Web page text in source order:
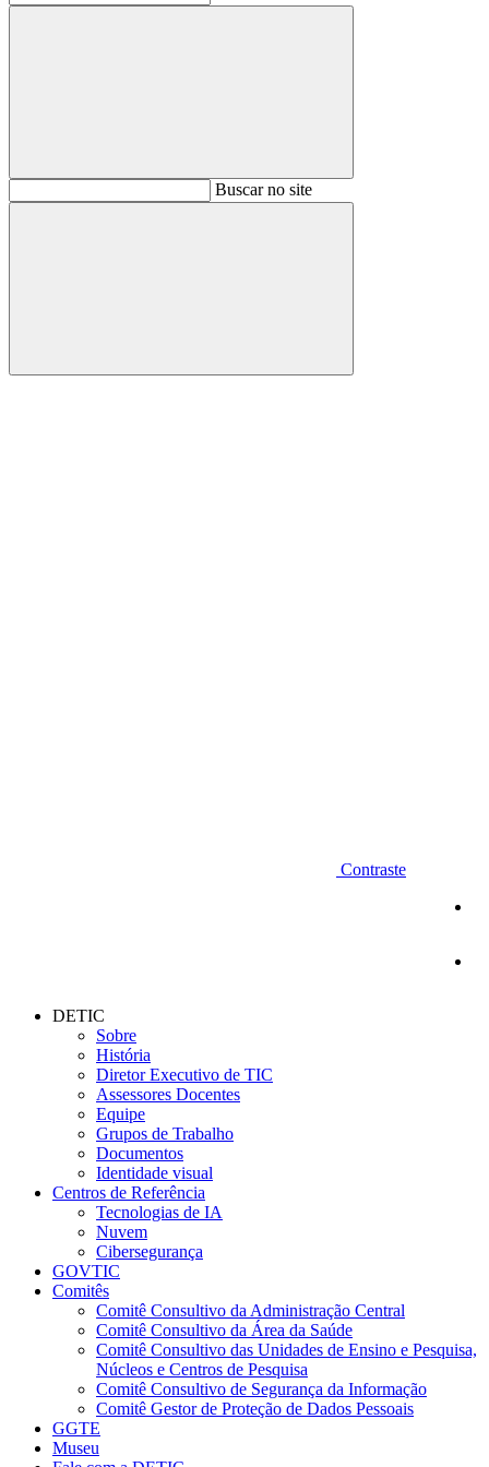
BuscarBuscar no site
Buscar
Contraste
DETIC
Sobre
História
Diretor Executivo de TIC
Assessores Docentes
Equipe
Grupos de Trabalho
Documentos
Identidade visual
Centros de Referência
Tecnologias de IA
Nuvem
Cibersegurança
GOVTIC
Comitês
Comitê Consultivo da Administração Central
Comitê Consultivo da Área da Saúde
Comitê Consultivo das Unidades de Ensino e Pesquisa,
Núcleos e Centros de Pesquisa
Comitê Consultivo de Segurança da Informação
Comitê Gestor de Proteção de Dados Pessoais
GGTE
Museu